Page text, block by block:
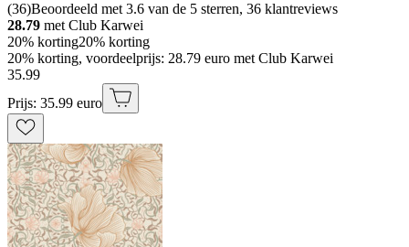
(36)Beoordeeld met 3.6 van de 5 sterren, 36 klantreviews
28.79 met Club Karwei
20% korting20% korting
20% korting, voordeelprijs: 28.79 euro met Club Karwei
35.99
Prijs: 35.99 euro